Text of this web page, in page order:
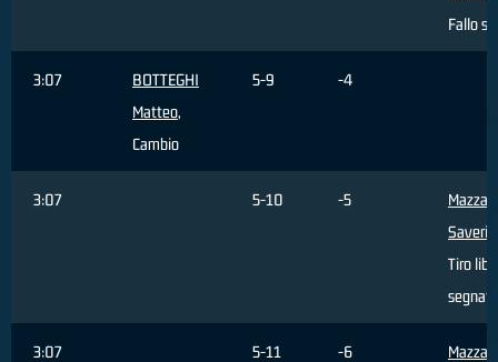
Fallo
3:07
BOTTEGHI
Matteo,
Cambio
5-9 -4
3:07 5-10 -5
Saverio
Tiro
segnato
3:07 5-11 -6